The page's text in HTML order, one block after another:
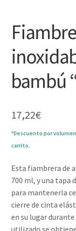
bambú
17,22€
*Descuento por
carrito.
Esta fiambrera de
700 ml, y una tapa
para mantenerla
cierre de cinta
en su lugar